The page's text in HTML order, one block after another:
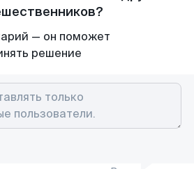
— он поможет
решение